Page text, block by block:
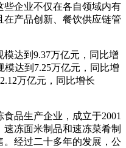
些企业不仅在各自领域内有
产品创新、餐饮供应链管
达到9.37万亿元，同比增
模达到7.25万亿元，同比增
万亿元，同比增长
品生产企业，成立于2001
冻面米制品和速冻菜肴制
经过二十多年的发展，公